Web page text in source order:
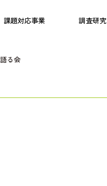
課題対応事業 調査研究
プログラム こども研究所
る会